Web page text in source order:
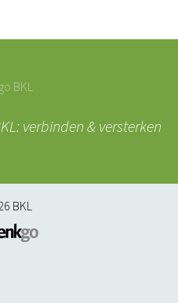
verbinden & versterken
BKL